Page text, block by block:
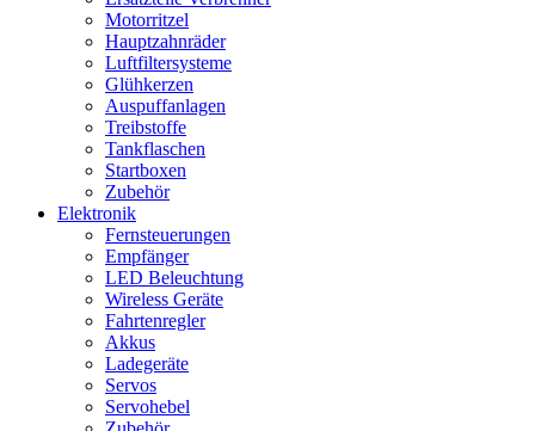
Motorritzel
Hauptzahnräder
Luftfiltersysteme
Glühkerzen
Auspuffanlagen
Treibstoffe
Tankflaschen
Startboxen
Zubehör
Elektronik
Fernsteuerungen
Empfänger
LED Beleuchtung
Wireless Geräte
Fahrtenregler
Akkus
Ladegeräte
Servos
Servohebel